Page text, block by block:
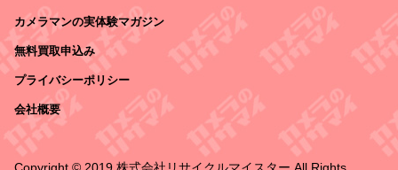
カメラマンの実体験マガジン
無料買取申込み
プライバシーポリシー
会社概要